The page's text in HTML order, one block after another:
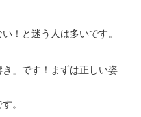
！と迷う人は多いです。
」です！まずは正しい姿
。